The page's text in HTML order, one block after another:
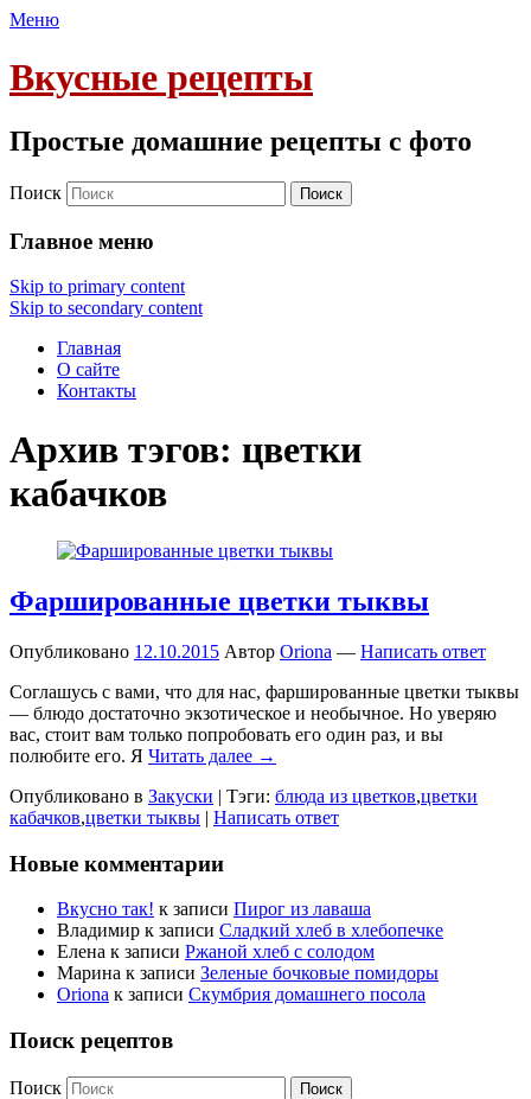
Меню
Вкусные рецепты
Простые домашние рецепты с фото
Поиск
Главное меню
Skip to primary content
Skip to secondary content
Главная
О сайте
Контакты
Архив тэгов: цветки
кабачков
Фаршированные цветки тыквы
Опубликовано 12.10.2015 Автор Oriona — Написать ответ
Соглашусь с вами, что для нас, фаршированные цветки тыквы
— блюдо достаточно экзотическое и необычное. Но уверяю
вас, стоит вам только попробовать его один раз, и вы
полюбите его. Я Читать далее →
Опубликовано в Закуски | Тэги: блюда из цветков,цветки
кабачков,цветки тыквы | Написать ответ
Новые комментарии
Вкусно так! к записи Пирог из лаваша
Владимир к записи Сладкий хлеб в хлебопечке
Елена к записи Ржаной хлеб с солодом
Марина к записи Зеленые бочковые помидоры
Oriona к записи Скумбрия домашнего посола
Поиск рецептов
Поиск